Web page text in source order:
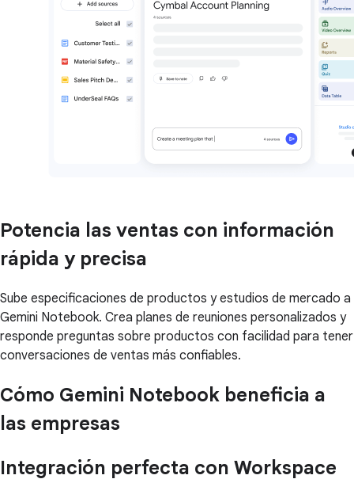
Potencia las ventas con información
rápida y precisa
Sube especificaciones de productos y estudios de mercado a
Gemini Notebook. Crea planes de reuniones personalizados y
responde preguntas sobre productos con facilidad para tener
conversaciones de ventas más confiables.
Cómo Gemini Notebook beneficia a
las empresas
Integración perfecta con Workspace